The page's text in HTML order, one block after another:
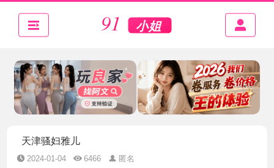
天津骚妇雅儿
2024-01-04 6466 匿名